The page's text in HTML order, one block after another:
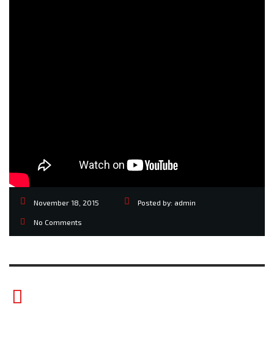
November 18, 2015 Posted by: admin
No Comments